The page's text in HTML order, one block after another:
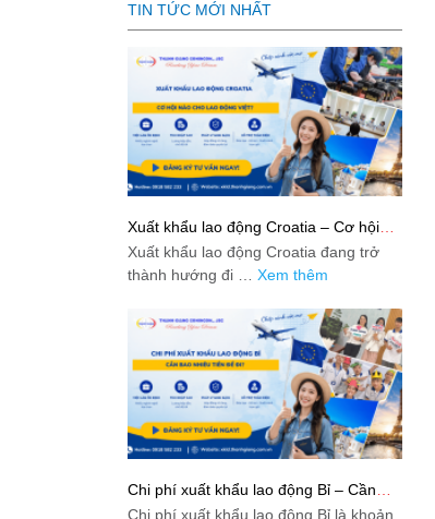
TIN TỨC MỚI NHẤT
Xuất khẩu lao động Croatia – Cơ hội
nào cho lao động Việt?
Xuất khẩu lao động Croatia đang trở
thành hướng đi … Xem thêm
Chi phí xuất khẩu lao động Bỉ – Cần
bao nhiêu tiền để đi?
Chi phí xuất khẩu lao động Bỉ là khoản